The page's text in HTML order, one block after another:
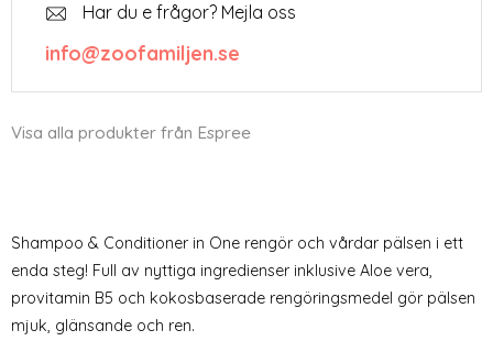
Har du e frågor? Mejla oss
info@zoofamiljen.se
Visa alla produkter från Espree
Shampoo & Conditioner in One rengör och vårdar pälsen i ett
enda steg! Full av nyttiga ingredienser inklusive Aloe vera,
provitamin B5 och kokosbaserade rengöringsmedel gör pälsen
mjuk, glänsande och ren.